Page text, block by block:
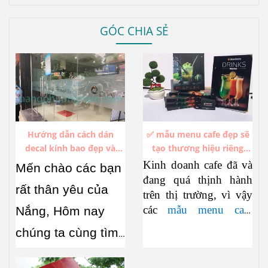
GÓC CHIA SẺ
Hướng dẫn cách dán
decal kính bao đẹp và
không bị bóng khí
Mến chào các bạn
rất thân yêu của
Nắng, Hôm nay
chúng ta cùng tìm
hiểu vềcách dán
✅ mẫu menu cafe đẹp sẽ
tạo thương hiệu riêng
trong hàng ngàn thương
hiệu cafe đang thịnh hành
Kinh doanh cafe đã và
đang quá thịnh hành
trên thị trường, vì vậy
các mẫu menu cafe